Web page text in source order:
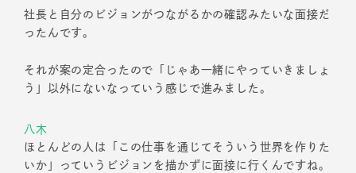
社長と自分のビジョンがつながるかの確認みたいな面接だ
ったんです。
それが案の定合ったので「じゃあ一緒にやっていきましょ
う」以外にないなっていう感じで進みました。
八木
ほとんどの人は「この仕事を通じてそういう世界を作りた
いか」っていうビジョンを描かずに面接に行くんですね。